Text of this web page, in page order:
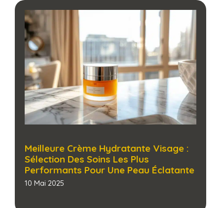
Meilleure Crème Hydratante Visage :
Sélection Des Soins Les Plus
Performants Pour Une Peau Éclatante​
10 Mai 2025